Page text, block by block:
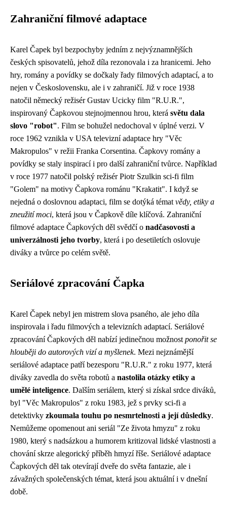
Zahraniční filmové adaptace
Karel Čapek byl bezpochyby jedním z nejvýznamnějších
českých spisovatelů, jehož díla rezonovala i za hranicemi. Jeho
hry, romány a povídky se dočkaly řady filmových adaptací, a to
nejen v Československu, ale i v zahraničí. Již v roce 1938
natočil německý režisér Gustav Ucicky film "R.U.R.",
inspirovaný Čapkovou stejnojmennou hrou, která světu dala
slovo "robot". Film se bohužel nedochoval v úplné verzi. V
roce 1962 vznikla v USA televizní adaptace hry "Věc
Makropulos" v režii Franka Corsentina. Čapkovy romány a
povídky se staly inspirací i pro další zahraniční tvůrce. Například
v roce 1977 natočil polský režisér Piotr Szulkin sci-fi film
"Golem" na motivy Čapkova románu "Krakatit". I když se
nejedná o doslovnou adaptaci, film se dotýká témat vědy, etiky a
zneužití moci, která jsou v Čapkově díle klíčová. Zahraniční
filmové adaptace Čapkových děl svědčí o nadčasovosti a
univerzálnosti jeho tvorby, která i po desetiletích oslovuje
diváky a tvůrce po celém světě.
Seriálové zpracování Čapka
Karel Čapek nebyl jen mistrem slova psaného, ale jeho díla
inspirovala i řadu filmových a televizních adaptací. Seriálové
zpracování Čapkových děl nabízí jedinečnou možnost ponořit se
hlouběji do autorových vizí a myšlenek. Mezi nejznámější
seriálové adaptace patří bezesporu "R.U.R." z roku 1977, která
diváky zavedla do světa robotů a nastolila otázky etiky a
umělé inteligence. Dalším seriálem, který si získal srdce diváků,
byl "Věc Makropulos" z roku 1983, jež s prvky sci-fi a
detektivky zkoumala touhu po nesmrtelnosti a její důsledky.
Nemůžeme opomenout ani seriál "Ze života hmyzu" z roku
1980, který s nadsázkou a humorem kritizoval lidské vlastnosti a
chování skrze alegorický příběh hmyzí říše. Seriálové adaptace
Čapkových děl tak otevírají dveře do světa fantazie, ale i
závažných společenských témat, která jsou aktuální i v dnešní
době.